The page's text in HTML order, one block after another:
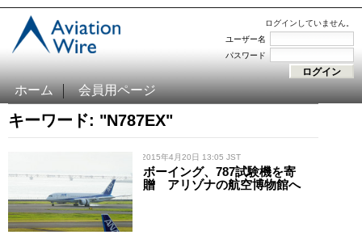
ログインしていません。
ユーザー名
パスワード
ホーム 会員用ページ
キーワード: "N787EX"
/ 2015年4月20日 13:05 JST
ボーイング、787試験機を寄
贈 アリゾナの航空博物館へ